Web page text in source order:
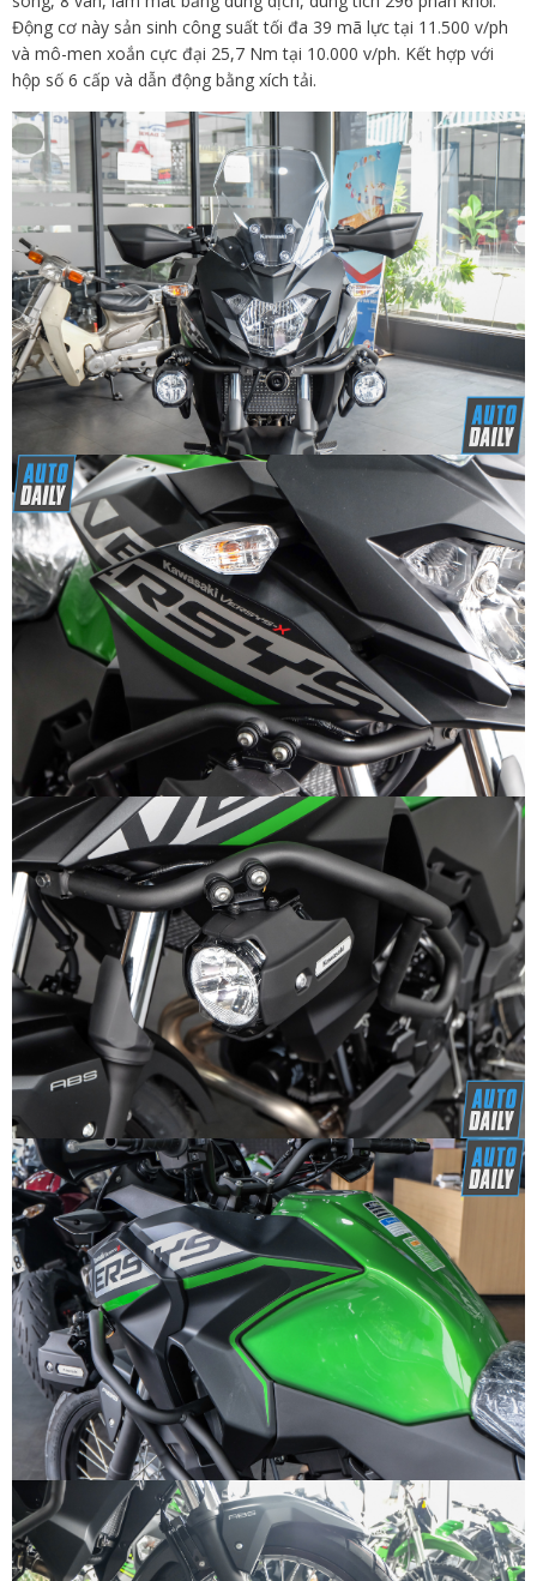
Động cơ này sản sinh công suất tối đa 39 mã lực tại 11.500 v/ph
và mô-men xoắn cực đại 25,7 Nm tại 10.000 v/ph. Kết hợp với
hộp số 6 cấp và dẫn động bằng xích tải.